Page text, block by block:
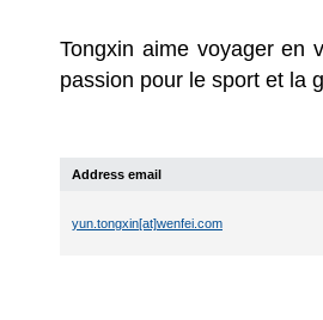
Tongxin aime voyager en
passion pour le sport et la
Address email
yun.tongxin[at]wenfei.com